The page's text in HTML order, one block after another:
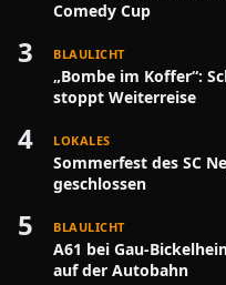
Comedy Cup
3 BLAULICHT
„Bombe im Koffer“:
stoppt Weiterreise
4 LOKALES
Sommerfest des SC
geschlossen
5 BLAULICHT
A61 bei Gau-
auf der Autobahn